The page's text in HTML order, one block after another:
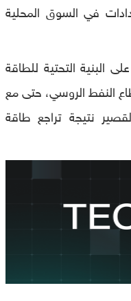
في السوق المحلية
البنية التحتية للطاقة
النفط الروسي، حتى مع
نتيجة تراجع طاقة